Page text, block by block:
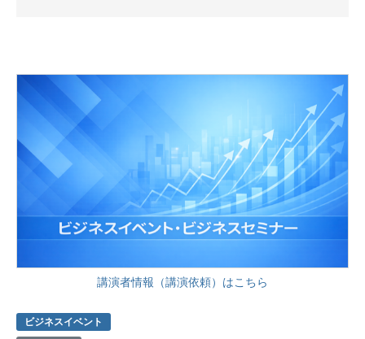
講演者情報（講演依頼）はこちら
ビジネスイベント